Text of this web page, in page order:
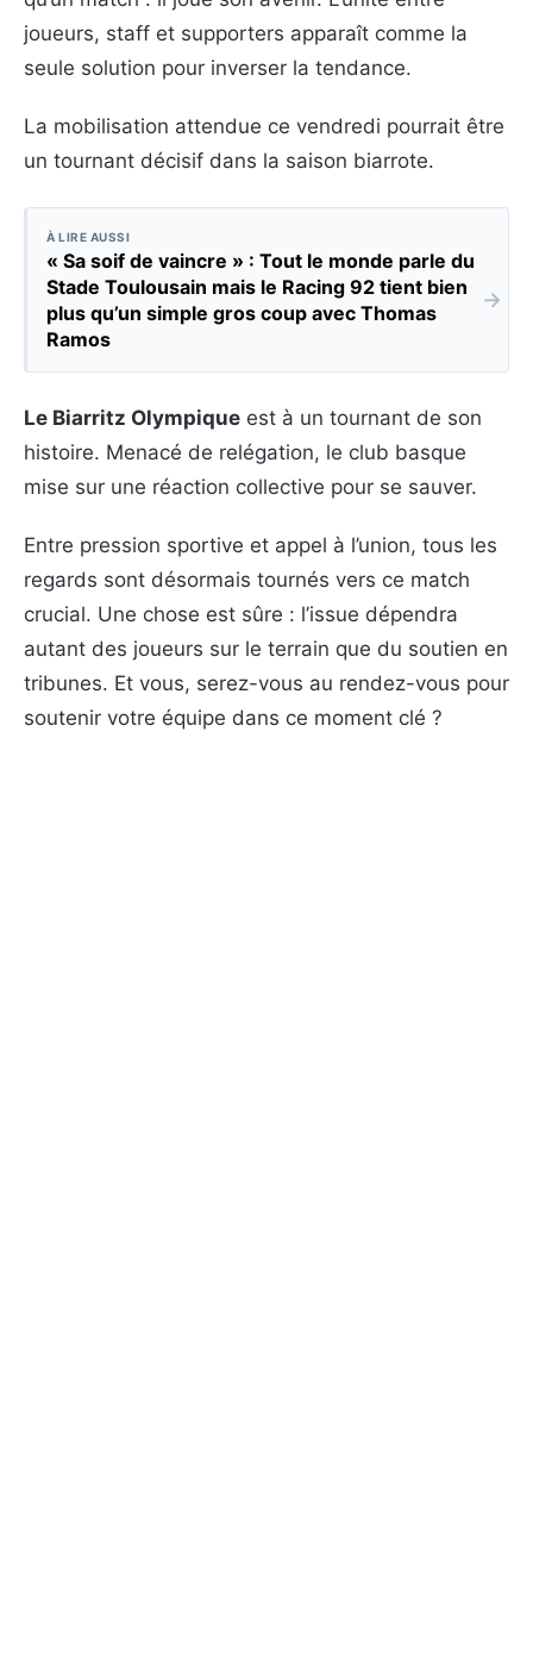
joueurs, staff et supporters apparaît comme la
seule solution pour inverser la tendance.
La mobilisation attendue ce vendredi pourrait être
un tournant décisif dans la saison biarrote.
À LIRE AUSSI
« Sa soif de vaincre » : Tout le monde parle du
Stade Toulousain mais le Racing 92 tient bien
plus qu’un simple gros coup avec Thomas
Ramos
→
Le Biarritz Olympique est à un tournant de son
histoire. Menacé de relégation, le club basque
mise sur une réaction collective pour se sauver.
Entre pression sportive et appel à l’union, tous les
regards sont désormais tournés vers ce match
crucial. Une chose est sûre : l’issue dépendra
autant des joueurs sur le terrain que du soutien en
tribunes. Et vous, serez-vous au rendez-vous pour
soutenir votre équipe dans ce moment clé ?